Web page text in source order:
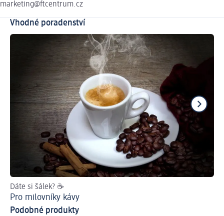
marketing@ftcentrum.cz
Vhodné poradenství
Dáte si šálek? ☕
Pro milovníky kávy
Podobné produkty